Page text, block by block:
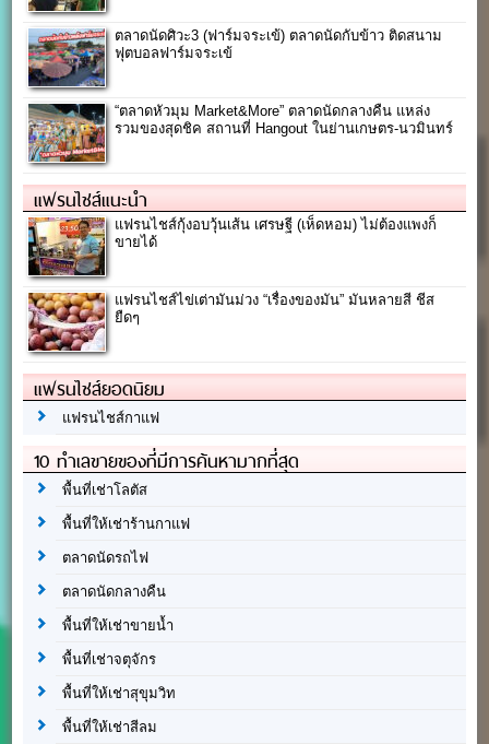
ตลาดนัดศิวะ3 (ฟาร์มจระเข้) ตลาดนัดกับข้าว ติดสนาม
ฟุตบอลฟาร์มจระเข้
“ตลาดหัวมุม Market&More” ตลาดนัดกลางคืน แหล่ง
รวมของสุดชิค สถานที่ Hangout ในย่านเกษตร-นวมินทร์
แฟรนไชส์แนะนำ
แฟรนไชส์กุ้งอบวุ้นเส้น เศรษฐี (เห็ดหอม) ไม่ต้องแพงก็
ขายได้
แฟรนไชส์ไข่เต่ามันม่วง “เรื่องของมัน” มันหลายสี ชีส
ยืดๆ
แฟรนไชส์ยอดนิยม
แฟรนไชส์กาแฟ
10 ทำเลขายของที่มีการค้นหามากที่สุด
พื้นที่เช่าโลตัส
พื้นที่ให้เช่าร้านกาแฟ
ตลาดนัดรถไฟ
ตลาดนัดกลางคืน
พื้นที่ให้เช่าขายน้ำ
พื้นที่เช่าจตุจักร
พื้นที่ให้เช่าสุขุมวิท
พื้นที่ให้เช่าสีลม